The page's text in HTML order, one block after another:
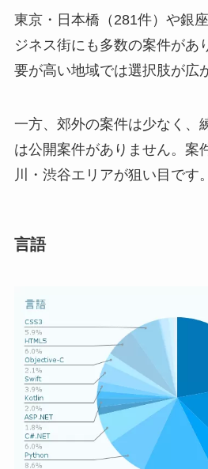
東京・日本橋（281件）や銀
ジネス街にも多数の案件があ
要が高い地域では選択肢が広
一方、郊外の案件は少なく、
は公開案件がありません。案
川・渋谷エリアが狙い目です。
言語